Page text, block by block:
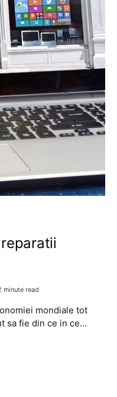
minute read
mondiale tot
sa fie din ce in ce…